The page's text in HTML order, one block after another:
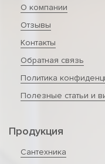
О компании
Отзывы
Контакты
Обратная связь
Политика
Полезные статьи и
Продукция
Сантехника